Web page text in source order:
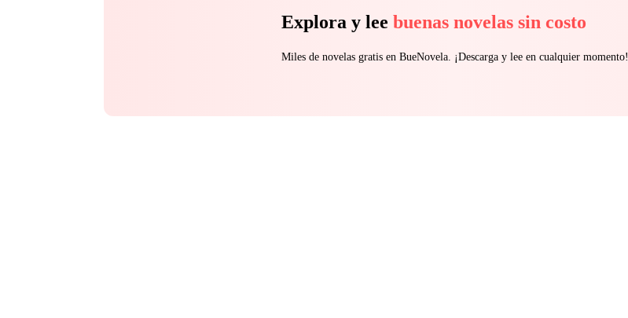
Explora y lee buenas novelas sin costo
Miles de novelas gratis en BueNovela. ¡Descarga y lee en cualquier momento!